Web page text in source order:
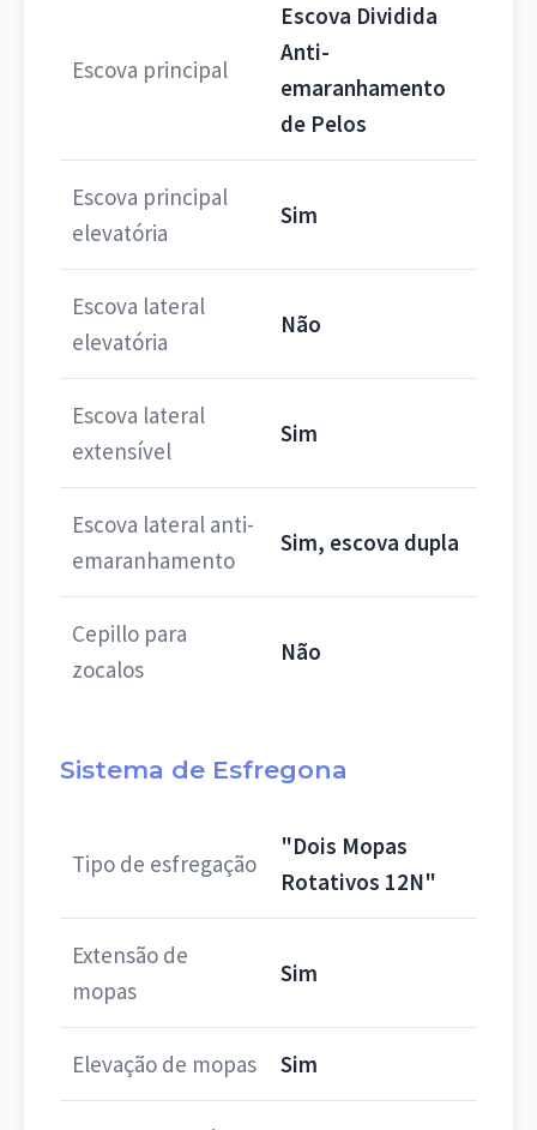
Escova principal
Escova Dividida
Anti-
emaranhamento
de Pelos
Escova principal
elevatória
Sim
Escova lateral
elevatória
Não
Escova lateral
extensível
Sim
Escova lateral anti-
emaranhamento
Sim, escova dupla
Cepillo para
zocalos
Não
Sistema de Esfregona
Tipo de esfregação
"Dois Mopas
Rotativos 12N"
Extensão de
mopas
Sim
Elevação de mopas Sim